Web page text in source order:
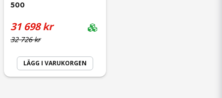
500
32 726 kr
31 698 kr
LÄGG I VARUKORGEN